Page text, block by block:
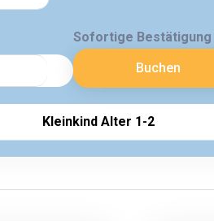
Sofortige Bestätigung
Buchen
Kleinkind Alter 1-2